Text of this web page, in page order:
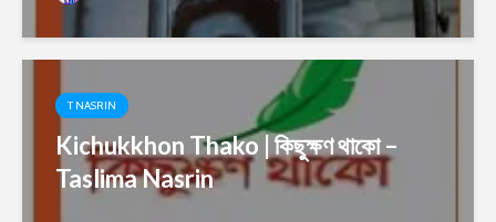
T NASRIN
Kichukkhon Thako | কিছুক্ষণ থাকো –
Taslima Nasrin